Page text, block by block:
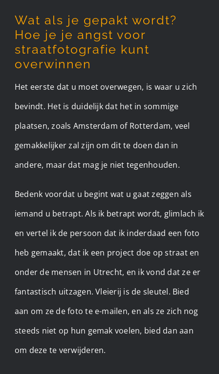
Wat als je gepakt wordt?
Hoe je je angst voor
straatfotografie kunt
overwinnen
Het eerste dat u moet overwegen, is waar u zich
bevindt. Het is duidelijk dat het in sommige
plaatsen, zoals Amsterdam of Rotterdam, veel
gemakkelijker zal zijn om dit te doen dan in
andere, maar dat mag je niet tegenhouden.
Bedenk voordat u begint wat u gaat zeggen als
iemand u betrapt. Als ik betrapt wordt, glimlach ik
en vertel ik de persoon dat ik inderdaad een foto
heb gemaakt, dat ik een project doe op straat en
onder de mensen in Utrecht, en ik vond dat ze er
fantastisch uitzagen. Vleierij is de sleutel. Bied
aan om ze de foto te e-mailen, en als ze zich nog
steeds niet op hun gemak voelen, bied dan aan
om deze te verwijderen.